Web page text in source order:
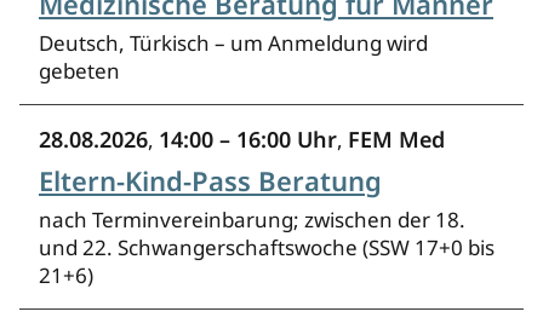
Deutsch, Türkisch – um Anmeldung wird
gebeten
28.08.2026, 14:00 – 16:00 Uhr, FEM Med
Eltern-Kind-Pass Beratung
nach Terminvereinbarung; zwischen der 18.
und 22. Schwangerschaftswoche (SSW 17+0 bis
21+6)